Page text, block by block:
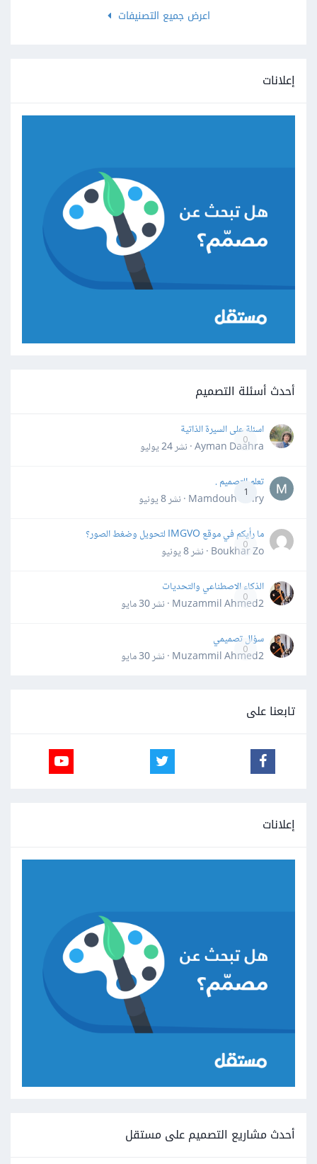
اعرض جميع التصنيفات
إعلانات
أحدث أسئلة التصميم
0
اسئلة على السيرة الذاتية
Ayman Daahra · نشر
24 يوليو
1
تعلم التصميم .
Mamdouh Khiry · نشر
8 يونيو
0
ما رأيكم في موقع IMGVO لتحويل وضغط الصور؟
Boukhar Zo · نشر
8 يونيو
0
الذكاء الاصطناعي والتحديات
Muzammil Ahmed2 · نشر
30 مايو
0
سؤال تصميمي
Muzammil Ahmed2 · نشر
30 مايو
تابعنا على
إعلانات
أحدث مشاريع التصميم على مستقل